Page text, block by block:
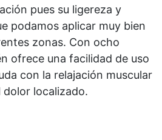
pues su ligereza y
podamos aplicar muy bien
zonas. Con ocho
ofrece una facilidad de uso
con la relajación muscular
dolor localizado.